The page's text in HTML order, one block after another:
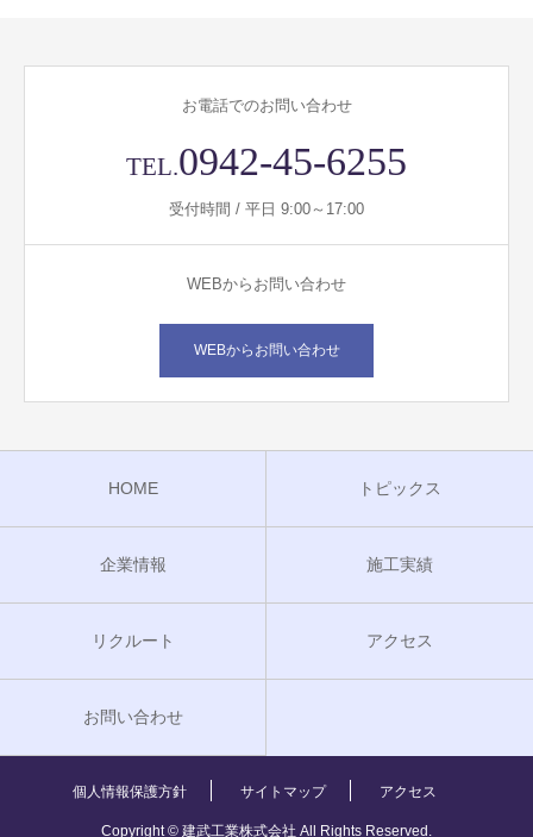
お電話でのお問い合わせ
TEL.0942-45-6255
受付時間 / 平日 9:00～17:00
WEBからお問い合わせ
WEBからお問い合わせ
HOME トピックス
企業情報 施工実績
リクルート アクセス
お問い合わせ
個人情報保護方針 サイトマップ アクセス
Copyright © 建武工業株式会社 All Rights Reserved.